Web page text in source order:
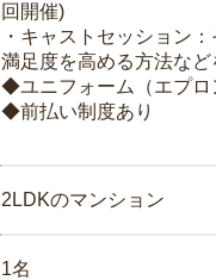
回開催)
・キャストセッション
満足度を高める方法な
◆ユニフォーム（エプロ
◆前払い制度あり
2LDKのマンション
1名